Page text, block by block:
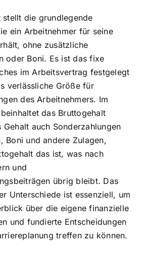
stellt die grundlegende
ein Arbeitnehmer für seine
ohne zusätzliche
oder Boni. Es ist das fixe
im Arbeitsvertrag festgelegt
verlässliche Größe für
des Arbeitnehmers. Im
das Bruttogehalt
Gehalt auch Sonderzahlungen
Boni und andere Zulagen,
das ist, was nach
und
übrig bleibt. Das
Unterschiede ist essenziell, um
über die eigene finanzielle
und fundierte Entscheidungen
treffen zu können.